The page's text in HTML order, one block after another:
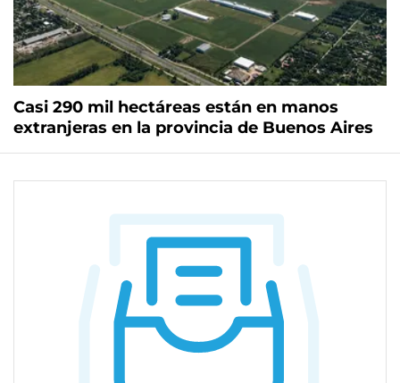
Casi 290 mil hectáreas están en manos
extranjeras en la provincia de Buenos Aires